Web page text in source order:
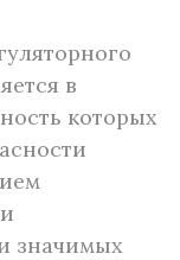
в
которых
значимых